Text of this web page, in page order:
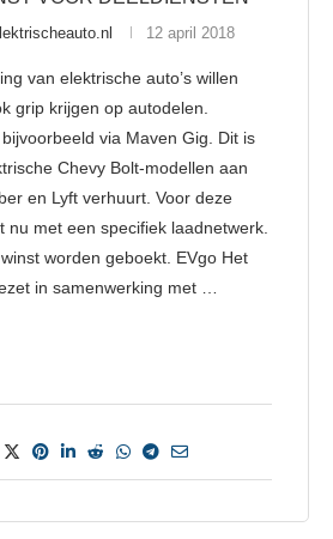
12 april 2018
van elektrische auto’s willen
grip krijgen op autodelen.
via Maven Gig. Dit is
Chevy Bolt-modellen aan
en Lyft verhuurt. Voor deze
nu met een specifiek laadnetwerk.
worden geboekt. EVgo Het
in samenwerking met …